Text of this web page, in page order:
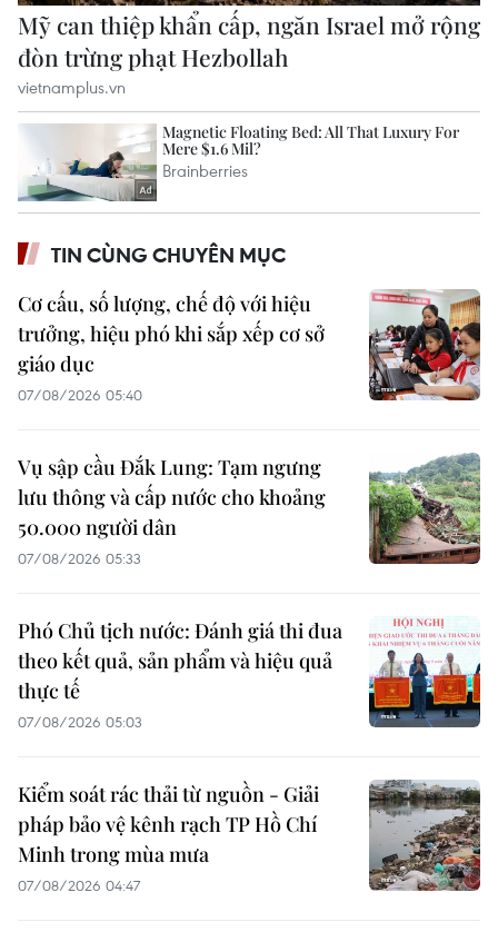
TIN CÙNG CHUYÊN MỤC
Cơ cấu, số lượng, chế độ với hiệu
trưởng, hiệu phó khi sắp xếp cơ sở
giáo dục
07/08/2026 05:40
Vụ sập cầu Đắk Lung: Tạm ngưng
lưu thông và cấp nước cho khoảng
50.000 người dân
07/08/2026 05:33
Phó Chủ tịch nước: Đánh giá thi đua
theo kết quả, sản phẩm và hiệu quả
thực tế
07/08/2026 05:03
Kiểm soát rác thải từ nguồn - Giải
pháp bảo vệ kênh rạch TP Hồ Chí
Minh trong mùa mưa
07/08/2026 04:47